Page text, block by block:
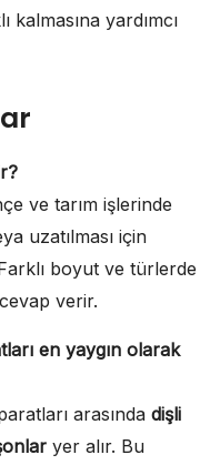
kalmasına yardımcı
ve tarım işlerinde
uzatılması için
boyut ve türlerde
verir.
en yaygın olarak
arasında dişli
yer alır. Bu